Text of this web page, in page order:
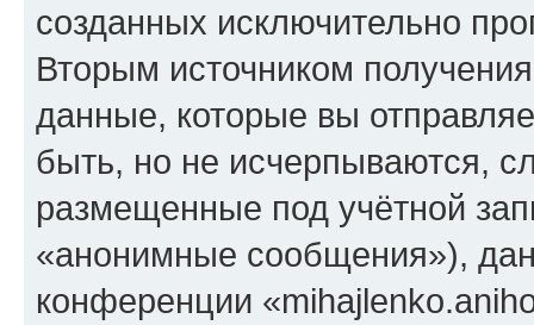
созданных исключительно
Вторым источником
данные, которые вы
быть, но не исчерпываются,
размещенные под учётной
«анонимные сообщения»),
конференции